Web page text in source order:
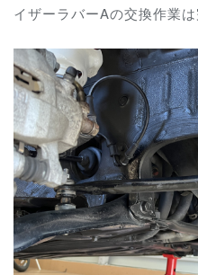
イザーラバーAの交換作業は